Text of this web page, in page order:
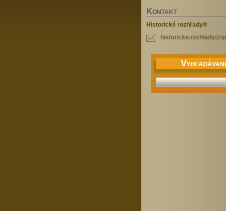
KONTAKT
Historické rozhľady®
historic ke.rozhl
V